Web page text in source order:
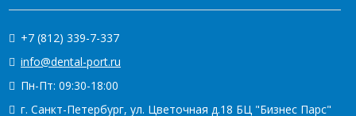
+7 (812) 339-7-337
info@dental-port.ru
Пн-Пт: 09:30-18:00
г. Санкт-Петербург, ул. Цветочная д.18 БЦ "Бизнес Парс"